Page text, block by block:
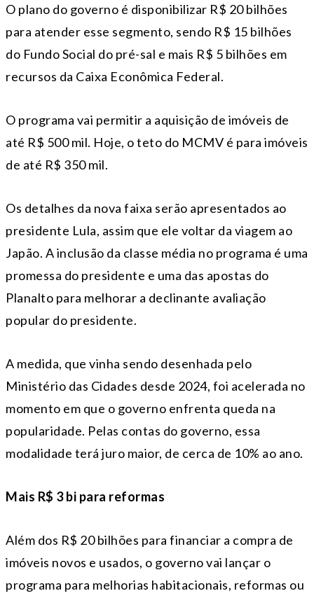
O plano do governo é disponibilizar R$ 20 bilhões
para atender esse segmento, sendo R$ 15 bilhões
do Fundo Social do pré-sal e mais R$ 5 bilhões em
recursos da Caixa Econômica Federal.
O programa vai permitir a aquisição de imóveis de
até R$ 500 mil. Hoje, o teto do MCMV é para imóveis
de até R$ 350 mil.
Os detalhes da nova faixa serão apresentados ao
presidente Lula, assim que ele voltar da viagem ao
Japão. A inclusão da classe média no programa é uma
promessa do presidente e uma das apostas do
Planalto para melhorar a declinante avaliação
popular do presidente.
A medida, que vinha sendo desenhada pelo
Ministério das Cidades desde 2024, foi acelerada no
momento em que o governo enfrenta queda na
popularidade. Pelas contas do governo, essa
modalidade terá juro maior, de cerca de 10% ao ano.
Mais R$ 3 bi para reformas
Além dos R$ 20 bilhões para financiar a compra de
imóveis novos e usados, o governo vai lançar o
programa para melhorias habitacionais, reformas ou